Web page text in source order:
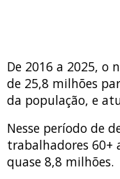
De 2016 a 2025, o
de 25,8 milhões
da população, e
Nesse período de
trabalhadores 60+
quase 8,8 milhões.